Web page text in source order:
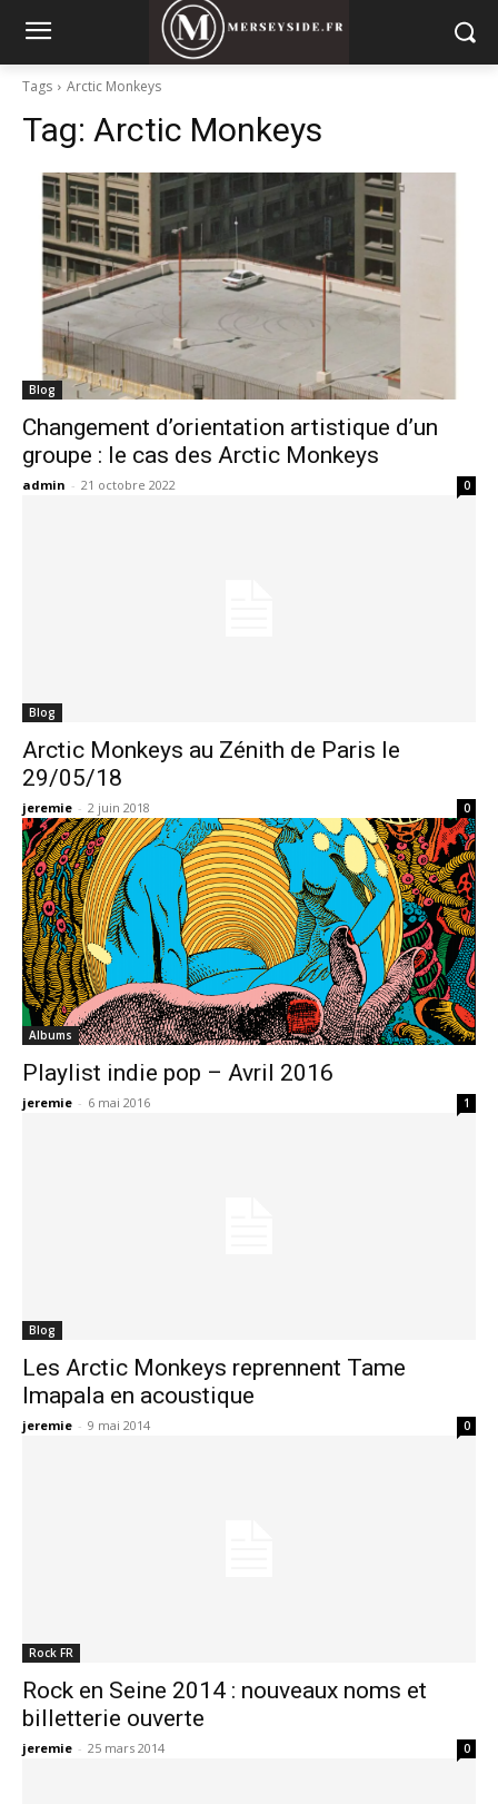
Tags Arctic Monkeys
Tag: Arctic Monkeys
Blog
Changement d’orientation artistique d’un
groupe : le cas des Arctic Monkeys
admin - 21 octobre 2022 0
Blog
Arctic Monkeys au Zénith de Paris le
29/05/18
jeremie - 2 juin 2018 0
Albums
Playlist indie pop – Avril 2016
jeremie - 6 mai 2016 1
Blog
Les Arctic Monkeys reprennent Tame
Imapala en acoustique
jeremie - 9 mai 2014 0
Rock FR
Rock en Seine 2014 : nouveaux noms et
billetterie ouverte
jeremie - 25 mars 2014 0